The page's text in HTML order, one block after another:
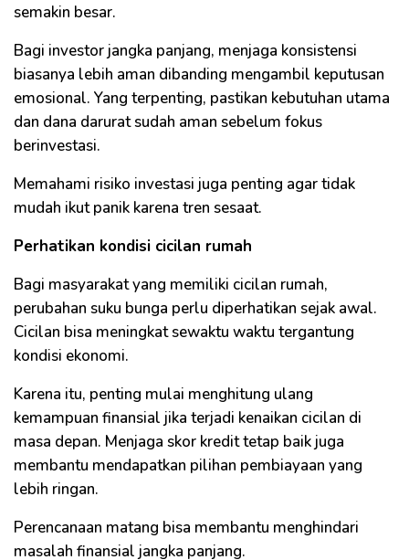
semakin besar.
Bagi investor jangka panjang, menjaga konsistensi
biasanya lebih aman dibanding mengambil keputusan
emosional. Yang terpenting, pastikan kebutuhan utama
dan dana darurat sudah aman sebelum fokus
berinvestasi.
Memahami risiko investasi juga penting agar tidak
mudah ikut panik karena tren sesaat.
Perhatikan kondisi cicilan rumah
Bagi masyarakat yang memiliki cicilan rumah,
perubahan suku bunga perlu diperhatikan sejak awal.
Cicilan bisa meningkat sewaktu waktu tergantung
kondisi ekonomi.
Karena itu, penting mulai menghitung ulang
kemampuan finansial jika terjadi kenaikan cicilan di
masa depan. Menjaga skor kredit tetap baik juga
membantu mendapatkan pilihan pembiayaan yang
lebih ringan.
Perencanaan matang bisa membantu menghindari
masalah finansial jangka panjang.